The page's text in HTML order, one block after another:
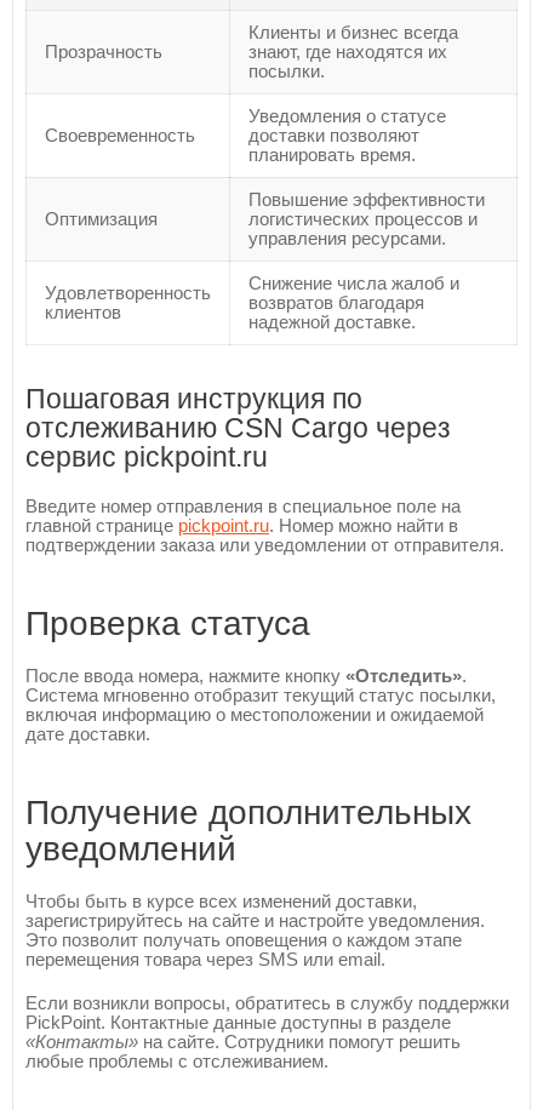
Прозрачность
Клиенты и бизнес всегда
знают, где находятся их
посылки.
Своевременность
Уведомления о статусе
доставки позволяют
планировать время.
Оптимизация
Повышение эффективности
логистических процессов и
управления ресурсами.
Удовлетворенность
клиентов
Снижение числа жалоб и
возвратов благодаря
надежной доставке.
Пошаговая инструкция по
отслеживанию CSN Cargo через
сервис pickpoint.ru
Введите номер отправления в специальное поле на
главной странице pickpoint.ru. Номер можно найти в
подтверждении заказа или уведомлении от отправителя.
Проверка статуса
После ввода номера, нажмите кнопку «Отследить».
Система мгновенно отобразит текущий статус посылки,
включая информацию о местоположении и ожидаемой
дате доставки.
Получение дополнительных
уведомлений
Чтобы быть в курсе всех изменений доставки,
зарегистрируйтесь на сайте и настройте уведомления.
Это позволит получать оповещения о каждом этапе
перемещения товара через SMS или email.
Если возникли вопросы, обратитесь в службу поддержки
PickPoint. Контактные данные доступны в разделе
«Контакты» на сайте. Сотрудники помогут решить
любые проблемы с отслеживанием.